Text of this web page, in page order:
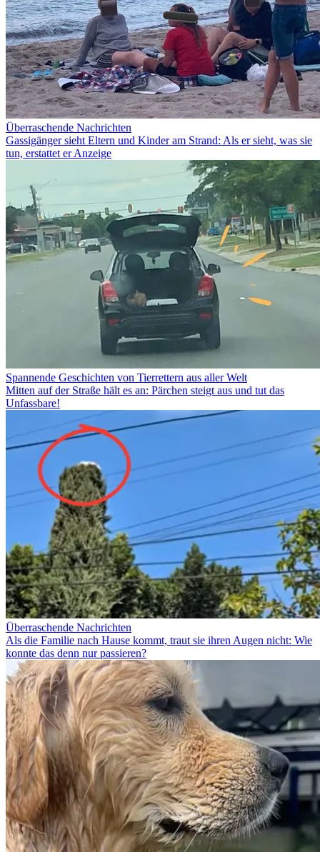
Überraschende Nachrichten
Gassigänger sieht Eltern und Kinder am Strand: Als er sieht, was sie
tun, erstattet er Anzeige
Spannende Geschichten von Tierrettern aus aller Welt
Mitten auf der Straße hält es an: Pärchen steigt aus und tut das
Unfassbare!
Überraschende Nachrichten
Als die Familie nach Hause kommt, traut sie ihren Augen nicht: Wie
konnte das denn nur passieren?